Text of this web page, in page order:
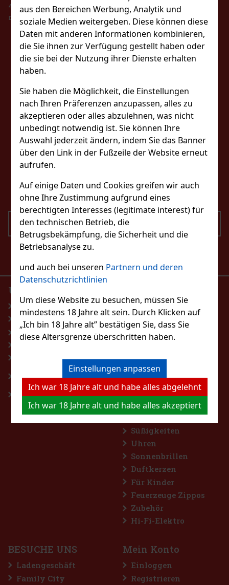
aus den Bereichen Werbung, Analytik und
soziale Medien weitergeben. Diese können diese
Daten mit anderen Informationen kombinieren,
die Sie ihnen zur Verfügung gestellt haben oder
die sie bei der Nutzung ihrer Dienste erhalten
haben.
Sie haben die Möglichkeit, die Einstellungen
nach Ihren Präferenzen anzupassen, alles zu
akzeptieren oder alles abzulehnen, was nicht
unbedingt notwendig ist. Sie können Ihre
Auswahl jederzeit ändern, indem Sie das Banner
über den Link in der Fußzeile der Website erneut
aufrufen.
Auf einige Daten und Cookies greifen wir auch
ohne Ihre Zustimmung aufgrund eines
berechtigten Interesses (legitimate interest) für
den technischen Betrieb, die
Betrugsbekämpfung, die Sicherheit und die
Betriebsanalyse zu.
und auch bei unseren Partnern und deren
Datenschutzrichtlinien
Um diese Website zu besuchen, müssen Sie
mindestens 18 Jahre alt sein. Durch Klicken auf
„Ich bin 18 Jahre alt” bestätigen Sie, dass Sie
diese Altersgrenze überschritten haben.
Einstellungen anpassen
Ich war 18 Jahre alt und habe alles abgelehnt
Ich war 18 Jahre alt und habe alles akzeptiert
48 Stunden online beim Steuerverwalter zu
registrieren.
BLEIBEN SIE MIT
UNS IN KONTAKT
FOLGEN SIE UNS
Ich bin mit der Verarbeitung personenbezogener
+43 660 1544737
UNSER E-SHOP
Startseite
Blog
Allgemeine Geschäftsbedingungen
Rücktritt vom Vertrag
Personaldatenschutzbestimmungen
Regeln für Gewinnspiele auf
Facebook
Impressum
Parfumerie
Spirituosen
Wein, Champagner,
Sekt
Getränke
Bier
Alkoholfreie
Getränke
Kaffee
Süßigkeiten
Uhren
Sonnenbrillen
Duftkerzen
Für Kinder
Feuerzeuge Zippos
Zubehör
Hi-Fi-Elektro
BESUCHE UNS
Ladengeschäft
Family City
Mein Konto
Einloggen
Registrieren